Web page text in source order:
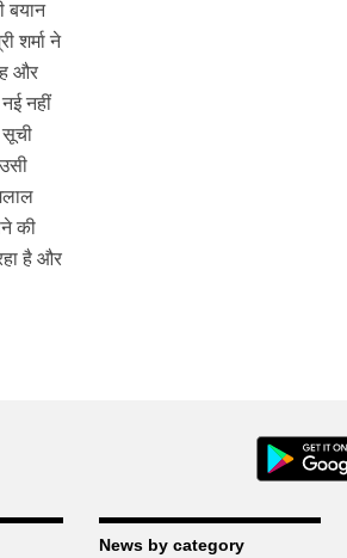
बयान
शर्मा ने
और
नहीं
की
है और
News by category